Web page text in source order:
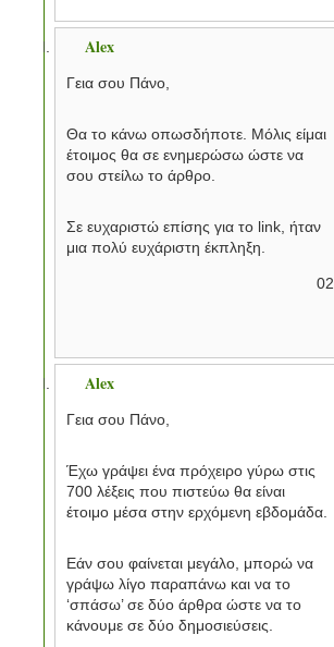
Alex
Γεια σου Πάνο,
Θα το κάνω οπωσδήποτε. Μόλις είμαι
έτοιμος θα σε ενημερώσω ώστε να
σου στείλω το άρθρο.
Σε ευχαριστώ επίσης για το link, ήταν
μια πολύ ευχάριστη έκπληξη.
02
Alex
Γεια σου Πάνο,
Έχω γράψει ένα πρόχειρο γύρω στις
700 λέξεις που πιστεύω θα είναι
έτοιμο μέσα στην ερχόμενη εβδομάδα.
Εάν σου φαίνεται μεγάλο, μπορώ να
γράψω λίγο παραπάνω και να το
‘σπάσω’ σε δύο άρθρα ώστε να το
κάνουμε σε δύο δημοσιεύσεις.